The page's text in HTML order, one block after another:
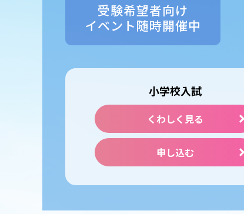
受験希望者向け
イベント随時開催中
小学校入試
くわしく見る
申し込む